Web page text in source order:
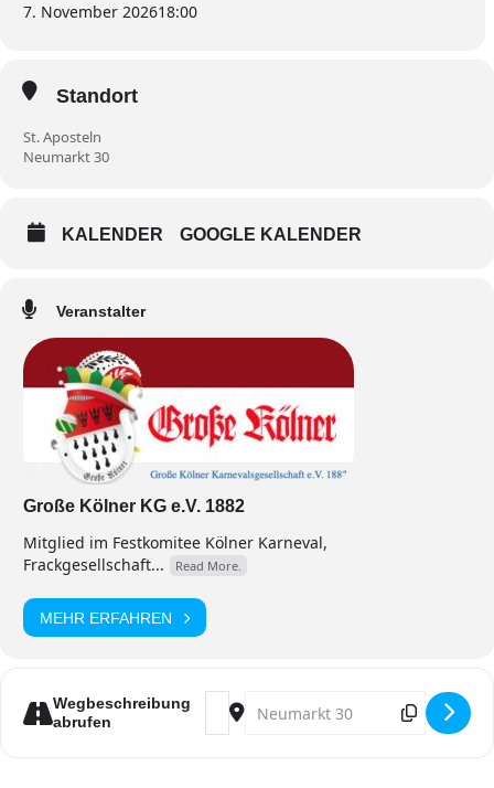
7. November 202618:00
Standort
St. Aposteln
Neumarkt 30
KALENDER GOOGLE KALENDER
Veranstalter
Große Kölner KG e.V. 1882
Mitglied im Festkomitee Kölner Karneval,
Frackgesellschaft...
Read More.
MEHR ERFAHREN
Wegbeschreibung
abrufen
Address - Messe zum 11. im 11.
Destination Address - Messe